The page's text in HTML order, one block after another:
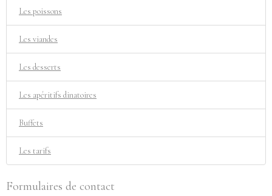
Les poissons
Les viandes
Les desserts
Les apéritifs dinatoires
Buffets
Les tarifs
Formulaires de contact